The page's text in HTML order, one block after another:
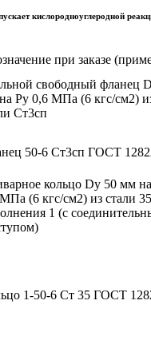
кислородно­углеродной
при заказе
свободный фланец
Рy 0,6 МПа (6 кгс/см2)
Ст3сп
50-6 Ст3сп ГОСТ
кольцо Dy 50 мм
(6 кгс/см2) из стали
1 (с
1-50-6 Ст 35 ГОСТ